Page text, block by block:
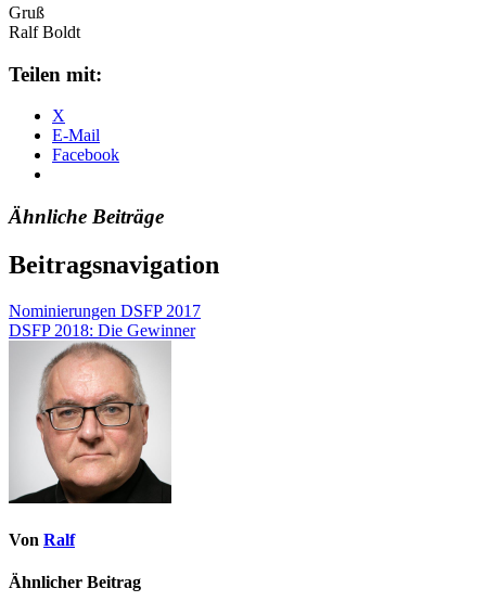
Gruß
Ralf Boldt
Teilen mit:
X
E-Mail
Facebook
Ähnliche Beiträge
Beitragsnavigation
Nominierungen DSFP 2017
DSFP 2018: Die Gewinner
Von Ralf
Ähnlicher Beitrag